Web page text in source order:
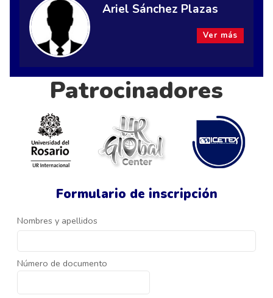
Formulario de inscripción
Nombres y apellidos
Número de documento
Ariel Sánchez Plazas
Ver más
Patrocinadores